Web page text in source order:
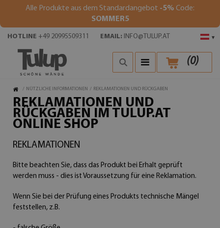
Alle Produkte aus dem Standardangebot -5% Code:
SOMMER5
▾
HOTLINE +49 20995509311 EMAIL: INFO@TULUP.AT
(0)
/ NÜTZLICHE INFORMATIONEN / REKLAMATIONEN UND RÜCKGABEN
REKLAMATIONEN UND
RÜCKGABEN IM TULUP.AT
ONLINE SHOP
REKLAMATIONEN
Bitte beachten Sie, dass das Produkt bei Erhalt geprüft
werden muss - dies ist Voraussetzung für eine Reklamation.
Wenn Sie bei der Prüfung eines Produkts technische Mängel
feststellen, z.B.